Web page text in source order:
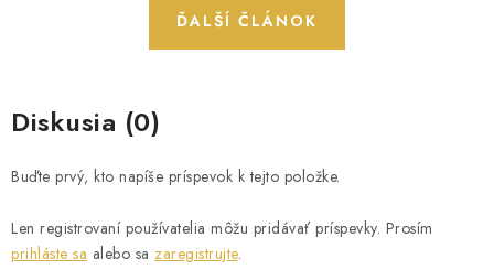
ĎALŠÍ ČLÁNOK
Diskusia (0)
Buďte prvý, kto napíše príspevok k tejto položke.
Len registrovaní používatelia môžu pridávať príspevky. Prosím
prihláste sa alebo sa zaregistrujte.